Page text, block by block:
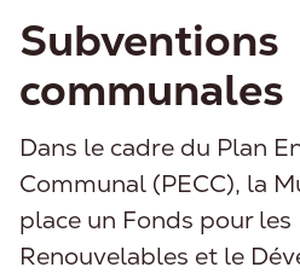
Subventions
communales
Dans le cadre du Plan
Communal (PECC), la
place un Fonds pour les
Renouvelables et le